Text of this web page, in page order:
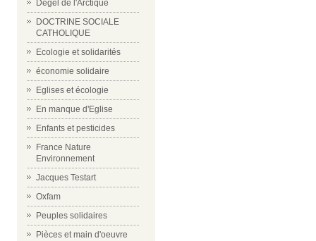
Dégel de l'Arctique
DOCTRINE SOCIALE
CATHOLIQUE
Ecologie et solidarités
économie solidaire
Eglises et écologie
En manque d'Eglise
Enfants et pesticides
France Nature
Environnement
Jacques Testart
Oxfam
Peuples solidaires
Pièces et main d'oeuvre